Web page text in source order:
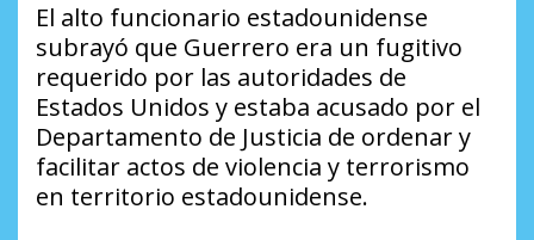
El alto funcionario estadounidense
subrayó que Guerrero era un fugitivo
requerido por las autoridades de
Estados Unidos y estaba acusado por el
Departamento de Justicia de ordenar y
facilitar actos de violencia y terrorismo
en territorio estadounidense.